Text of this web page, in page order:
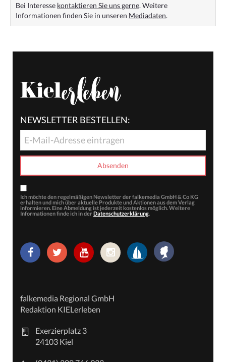
Bei Interesse kontaktieren Sie uns gerne. Weitere
Informationen finden Sie in unseren Mediadaten.
NEWSLETTER BESTELLEN:
Ich möchte den regelmäßigen Newsletter der falkemedia GmbH & Co KG
erhalten und mich über aktuelle Produkte und Aktionen aus dem Verlag
informieren. Eine Abmeldung ist jederzeit kostenlos möglich. Weitere
Informationen finde ich in der Datenschutzerklärung.
falkemedia Regional GmbH
Redaktion KIELerleben
Exerzierplatz 3
24103 Kiel